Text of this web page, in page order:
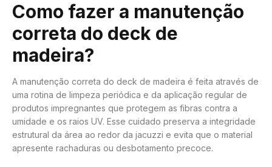
Como fazer a manutenção
correta do deck de
madeira?
A manutenção correta do deck de madeira é feita através de
uma rotina de limpeza periódica e da aplicação regular de
produtos impregnantes que protegem as fibras contra a
umidade e os raios UV. Esse cuidado preserva a integridade
estrutural da área ao redor da jacuzzi e evita que o material
apresente rachaduras ou desbotamento precoce.